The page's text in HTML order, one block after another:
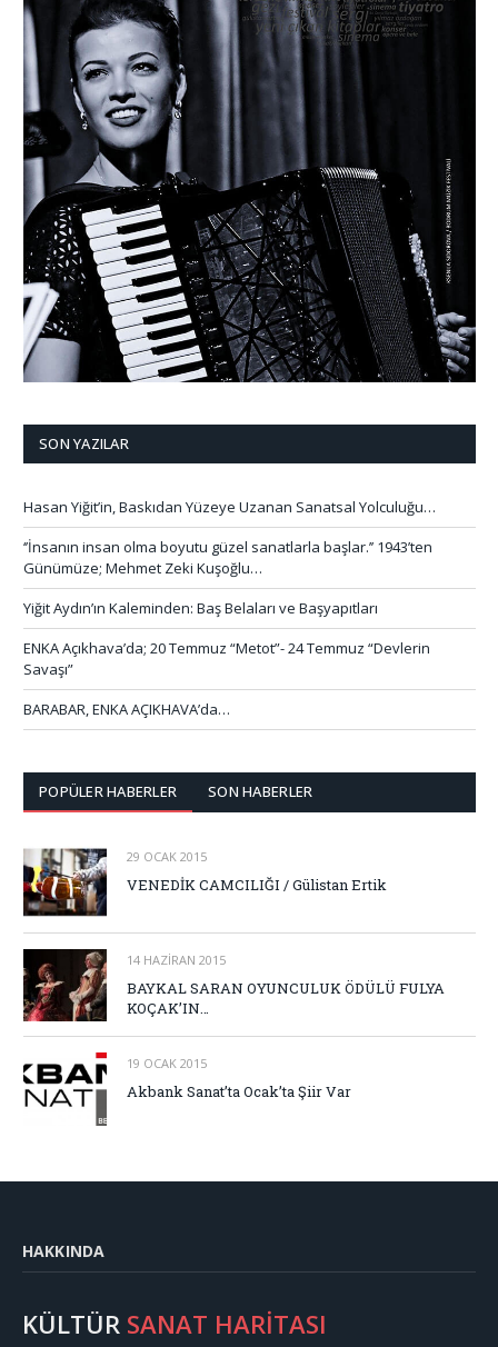
SON YAZILAR
Hasan Yiğit’in, Baskıdan Yüzeye Uzanan Sanatsal Yolculuğu…
‘’İnsanın insan olma boyutu güzel sanatlarla başlar.’’ 1943’ten
Günümüze; Mehmet Zeki Kuşoğlu…
Yiğit Aydın’ın Kaleminden: Baş Belaları ve Başyapıtları
ENKA Açıkhava’da; 20 Temmuz “Metot”- 24 Temmuz “Devlerin
Savaşı”
BARABAR, ENKA AÇIKHAVA’da…
POPÜLER HABERLER SON HABERLER
29 OCAK 2015
VENEDİK CAMCILIĞI / Gülistan Ertik
14 HAZIRAN 2015
BAYKAL SARAN OYUNCULUK ÖDÜLÜ FULYA
KOÇAK’IN…
19 OCAK 2015
Akbank Sanat’ta Ocak’ta Şiir Var
HAKKINDA
KÜLTÜR SANAT HARİTASI